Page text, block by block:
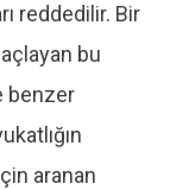
reddedilir. Bir
bu
benzer
aranan